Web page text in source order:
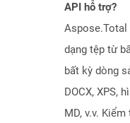
API hỗ trợ?
dạng tệp từ
bất kỳ dòng
DOCX, XPS,
MD, v.v.